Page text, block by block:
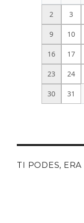
2 3
9 10
16 17
23 24
30 31
TI PODES,